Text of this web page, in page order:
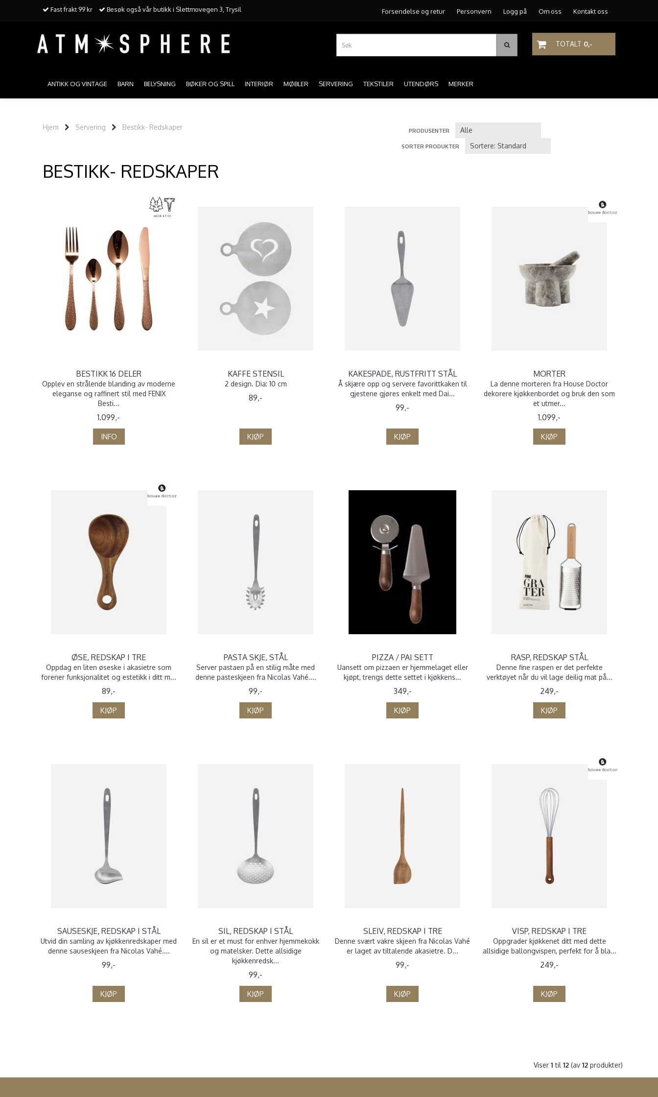
Fast frakt 99 kr Besøk også vår butikk i Slettmovegen 3, Trysil Forsendelse og retur Personvern Logg på Om oss Kontakt oss
TOTALT 0,-
ANTIKK OG VINTAGE BARN BELYSNING BØKER OG SPILL INTERIØR MØBLER SERVERING TEKSTILER UTENDØRS MERKER
Hjem Servering Bestikk- Redskaper PRODUSENTER
SORTER PRODUKTER
BESTIKK- REDSKAPER
BESTIKK 16 DELER
Opplev en strålende blanding av moderne
eleganse og raffinert stil med FENIX
Besti...
1.099,-
INFO
KAFFE STENSIL
2 design. Dia: 10 cm
89,-
KJØP
KAKESPADE, RUSTFRITT STÅL
Å skjære opp og servere favorittkaken til
gjestene gjøres enkelt med Dai...
99,-
KJØP
MORTER
La denne morteren fra House Doctor
dekorere kjøkkenbordet og bruk den som
et utmer...
1.099,-
KJØP
ØSE, REDSKAP I TRE
Oppdag en liten øseske i akasietre som
forener funksjonalitet og estetikk i ditt m...
89,-
KJØP
PASTA SKJE, STÅL
Server pastaen på en stilig måte med
denne pasteskjeen fra Nicolas Vahé....
99,-
KJØP
PIZZA / PAI SETT
Uansett om pizzaen er hjemmelaget eller
kjøpt, trengs dette settet i kjøkkens...
349,-
KJØP
RASP, REDSKAP STÅL
Denne fine raspen er det perfekte
verktøyet når du vil lage deilig mat på...
249,-
KJØP
SAUSESKJE, REDSKAP I STÅL
Utvid din samling av kjøkkenredskaper med
denne sauseskjeen fra Nicolas Vahé....
99,-
KJØP
SIL, REDSKAP I STÅL
En sil er et must for enhver hjemmekokk
og matelsker. Dette allsidige
kjøkkenredsk...
99,-
KJØP
SLEIV, REDSKAP I TRE
Denne svært vakre skjeen fra Nicolas Vahé
er laget av tiltalende akasietre. D...
99,-
KJØP
VISP, REDSKAP I TRE
Oppgrader kjøkkenet ditt med dette
allsidige ballongvispen, perfekt for å bla...
249,-
KJØP
Viser 1 til 12 (av 12 produkter)